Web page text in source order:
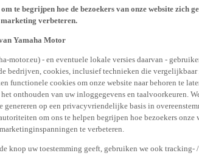
te begrijpen hoe de bezoekers van onze website zich
verbeteren.
Yamaha Motor
motor.eu) - en eventuele lokale versies daarvan -
bedrijven, cookies, inclusief technieken die
functionele cookies om onze website naar behoren te
het onthouden van uw inloggegevens en taalvoorkeuren.
genereren op een privacyvriendelijke basis in
om ons te helpen begrijpen hoe bezoekers
te verbeteren.
knop uw toestemming geeft, gebruiken we ook